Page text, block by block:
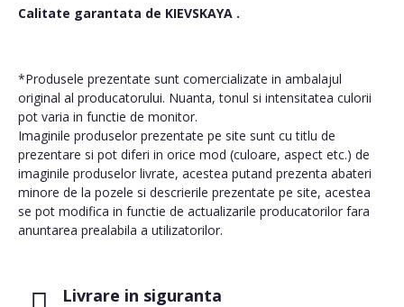
Livrare in siguranta
Calitate garantata de KIEVSKAYA .
*Produsele prezentate sunt comercializate in ambalajul
original al producatorului. Nuanta, tonul si intensitatea culorii
pot varia in functie de monitor.
Imaginile produselor prezentate pe site sunt cu titlu de
prezentare si pot diferi in orice mod (culoare, aspect etc.) de
imaginile produselor livrate, acestea putand prezenta abateri
minore de la pozele si descrierile prezentate pe site, acestea
se pot modifica in functie de actualizarile producatorilor fara
anuntarea prealabila a utilizatorilor.